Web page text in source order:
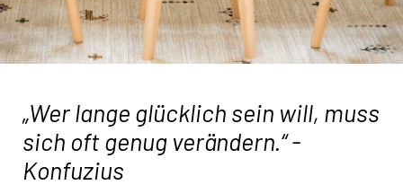
„Wer lange glücklich sein will, muss
sich oft genug verändern.“ -
Konfuzius